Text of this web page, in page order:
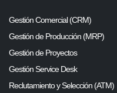
Gestión Comercial (CRM)
Gestión de Producción (MRP)
Gestión de Proyectos
Gestión Service Desk
Reclutamiento y Selección (ATM)